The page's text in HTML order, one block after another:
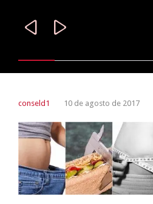
 
conseld1 10 de agosto de 2017